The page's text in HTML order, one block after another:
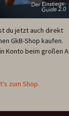
du jetzt auch direkt
GkB-Shop kaufen.
Konto beim großen A
zum Shop.